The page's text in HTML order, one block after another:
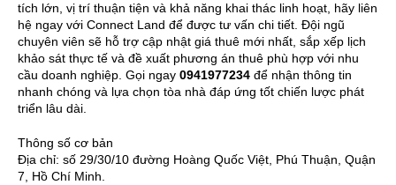
tích lớn, vị trí thuận tiện và khả năng khai thác linh hoạt, hãy liên
hệ ngay với Connect Land để được tư vấn chi tiết. Đội ngũ
chuyên viên sẽ hỗ trợ cập nhật giá thuê mới nhất, sắp xếp lịch
khảo sát thực tế và đề xuất phương án thuê phù hợp với nhu
cầu doanh nghiệp. Gọi ngay 0941977234 để nhận thông tin
nhanh chóng và lựa chọn tòa nhà đáp ứng tốt chiến lược phát
triển lâu dài.
Thông số cơ bản
Địa chỉ: số 29/30/10 đường Hoàng Quốc Việt, Phú Thuận, Quận
7, Hồ Chí Minh.